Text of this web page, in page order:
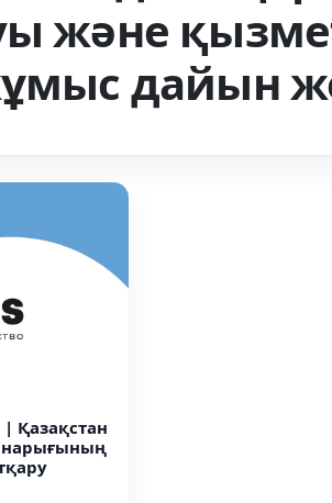
және
дайын
Қазақстан
нарығының